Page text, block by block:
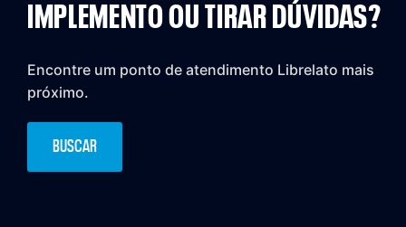
IMPLEMENTO OU TIRAR DÚVIDAS?
Encontre um ponto de atendimento Librelato mais
próximo.
BUSCAR